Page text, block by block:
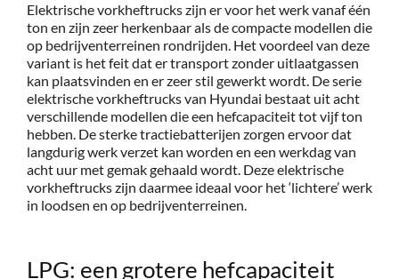
Elektrische vorkheftrucks zijn er voor het werk vanaf één
ton en zijn zeer herkenbaar als de compacte modellen die
op bedrijventerreinen rondrijden. Het voordeel van deze
variant is het feit dat er transport zonder uitlaatgassen
kan plaatsvinden en er zeer stil gewerkt wordt. De serie
elektrische vorkheftrucks van Hyundai bestaat uit acht
verschillende modellen die een hefcapaciteit tot vijf ton
hebben. De sterke tractiebatterijen zorgen ervoor dat
langdurig werk verzet kan worden en een werkdag van
acht uur met gemak gehaald wordt. Deze elektrische
vorkheftrucks zijn daarmee ideaal voor het ‘lichtere’ werk
in loodsen en op bedrijventerreinen.
LPG: een grotere hefcapaciteit